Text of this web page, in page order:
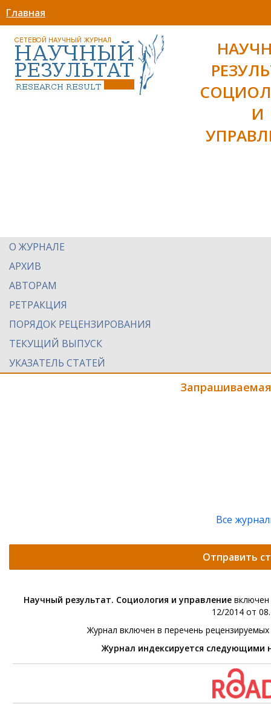
Главная
И
О ЖУРНАЛЕ
АРХИВ
АВТОРАМ
РЕТРАКЦИЯ
ПОРЯДОК РЕЦЕНЗИРОВАНИЯ
ТЕКУЩИЙ ВЫПУСК
УКАЗАТЕЛЬ СТАТЕЙ
Все
Отправить
Научный результат. Социология и управление
12/2014 от
Журнал включен в перечень
Журнал индексируется